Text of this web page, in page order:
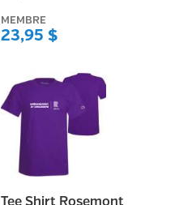
MEMBRE
23,95 $
Tee Shirt Rosemont